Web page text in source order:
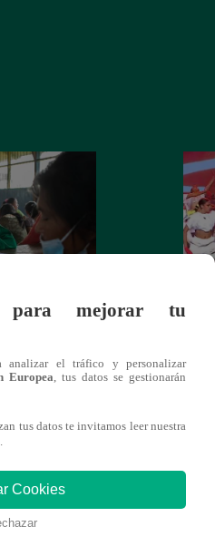
del Perú
se respeta su
te puede
para mejorar tu
el tráfico y personalizar
Europea , tus datos se gestionarán
tus datos te invitamos leer nuestra
Cookies